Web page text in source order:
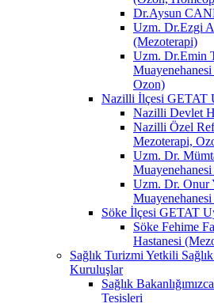
Dr.Aysun
Uzm. Dr.Ezgi
(Mezoterapi)
Uzm. Dr.Emin
Ozon)
Nazilli İlçesi GETAT
Nazilli Devlet
Nazilli Özel
Mezoterapi,
Uzm. Dr.
Uzm. Dr.
Söke İlçesi GETAT
Söke Fehime
Hastanesi
Sağlık Turizmi Yetkili
Kuruluşlar
Sağlık
Tesisleri